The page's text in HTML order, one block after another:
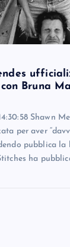
Bruna
Shawn
per aver
pubblica la
ha